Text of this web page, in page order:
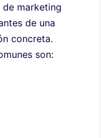
marketing
de una
concreta.
son: